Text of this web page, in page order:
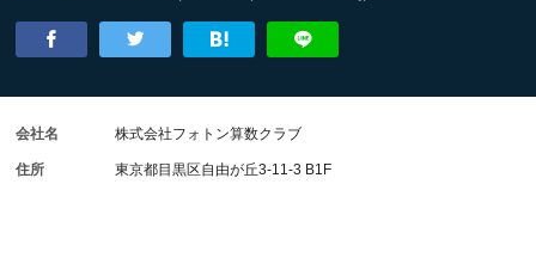
会社名 株式会社フォトン算数クラブ
住所 東京都目黒区自由が丘3-11-3 B1F